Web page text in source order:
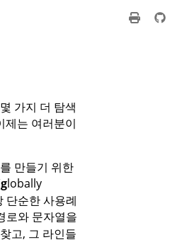
가지 더 탐색
제는 여러분이
만들기 위한
globally
단순한 사용례
로와 문자열을
고, 그 라인들